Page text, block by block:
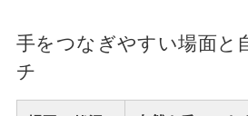
手をつなぎやすい場面と
チ